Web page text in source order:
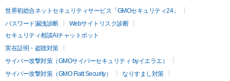
世界初総合ネットセキュリティサービス「GMOセキュリティ24」
パスワード漏洩診断
Webサイトリスク診断
セキュリティ相談AIチャットボット
実在証明・盗聴対策
サイバー攻撃対策（GMOサイバーセキュリティ byイエラエ）
サイバー攻撃対策（GMO Flatt Security）
なりすまし対策